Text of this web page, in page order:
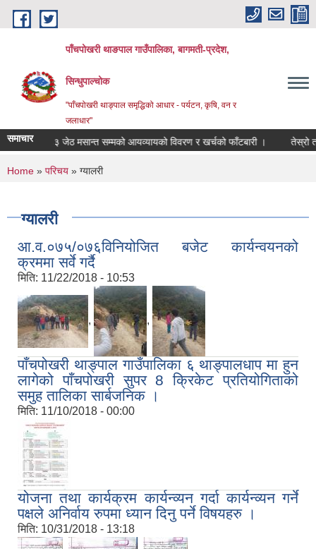
Skip to main content
पाँचपोखरी थाङपाल गाउँपालिका, बागमती-प्रदेश,
सिन्धुपाल्चोक
"पाँचपोखरी थाङ्पाल समृद्धिको आधार - पर्यटन, कृषि, वन र
जलाधार"
समाचार
०८३ जेठ मसान्त सम्मको आयव्यायको विवरण र खर्चको फाँटबारी । तेस्रो
You are here
Home » परिचय » ग्यालरी
ग्यालरी
आ.व.०७५/०७६विनियोजित बजेट कार्यन्वयनको
क्रममा सर्वे गर्दै
मिति: 11/22/2018 - 10:53
, ,
पाँचपोखरी थाङ्पाल गाउँपालिका ६ थाङ्पालधाप मा हुन
लागेको पाँचपोखरी सुपर 8 क्रिकेट प्रतियोगिताको
समुह तालिका सार्बजनिक ।
मिति: 11/10/2018 - 00:00
योजना तथा कार्यक्रम कार्यन्व्यन गर्दा कार्यन्व्यन गर्ने
पक्षले अनिर्वाय रुपमा ध्यान दिनु पर्ने विषयहरु ।
मिति: 10/31/2018 - 13:18